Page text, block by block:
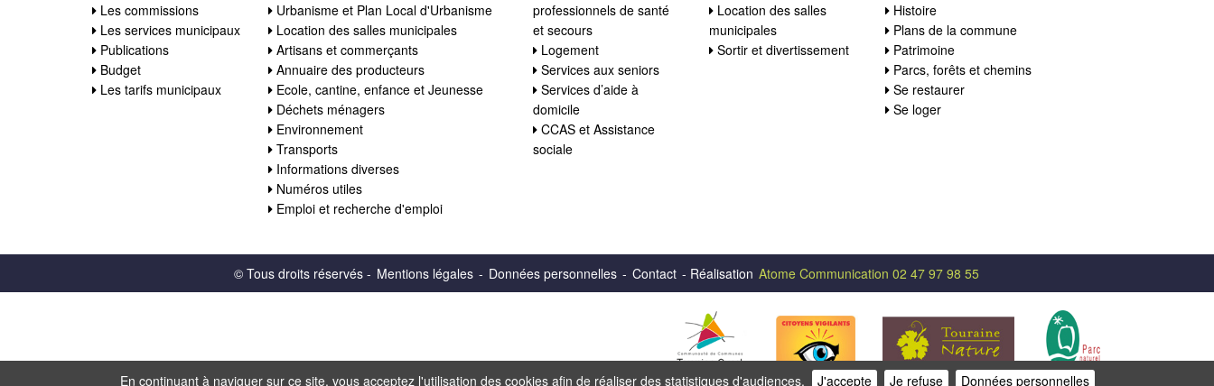
En continuant à naviguer sur ce site, vous acceptez l'utilisation des cookies afin de réaliser des statistiques d'audiences. J'accepte Je refuse Données personnelles
Les commissions
Les services municipaux
Publications
Budget
Les tarifs municipaux
Urbanisme et Plan Local d'Urbanisme
Location des salles municipales
Artisans et commerçants
Annuaire des producteurs
Ecole, cantine, enfance et Jeunesse
Déchets ménagers
Environnement
Transports
Informations diverses
Numéros utiles
Emploi et recherche d'emploi
professionnels de santé
et secours
Logement
Services aux seniors
Services d’aide à
domicile
CCAS et Assistance
sociale
Location des salles
municipales
Sortir et divertissement
Histoire
Plans de la commune
Patrimoine
Parcs, forêts et chemins
Se restaurer
Se loger
© Tous droits réservés - Mentions légales - Données personnelles - Contact - Réalisation Atome Communication 02 47 97 98 55